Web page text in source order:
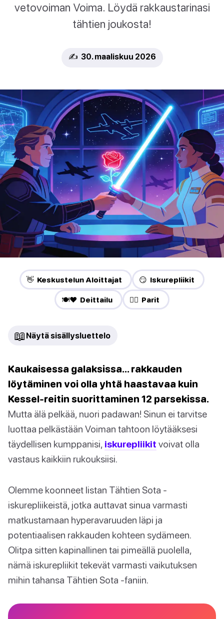
vetovoiman Voima. Löydä rakkaustarinasi
tähtien joukosta!
✍️ 30. maaliskuu 2026
👋 Keskustelun Aloittajat 😏 Iskurepliikit
🍽️❤️ Deittailu ❤️‍🔥 Parit
📖 Näytä sisällysluettelo
Kaukaisessa galaksissa… rakkauden
löytäminen voi olla yhtä haastavaa kuin
Kessel-reitin suorittaminen 12 parsekissa.
Mutta älä pelkää, nuori padawan! Sinun ei tarvitse
luottaa pelkästään Voiman tahtoon löytääksesi
täydellisen kumppanisi, iskurepliikit voivat olla
vastaus kaikkiin rukouksiisi.
Olemme koonneet listan Tähtien Sota -
iskurepliikeistä, jotka auttavat sinua varmasti
matkustamaan hyperavaruuden läpi ja
potentiaalisen rakkauden kohteen sydämeen.
Olitpa sitten kapinallinen tai pimeällä puolella,
nämä iskurepliikit tekevät varmasti vaikutuksen
mihin tahansa Tähtien Sota -faniin.